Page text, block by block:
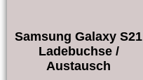
Samsung Galaxy S21
Ladebuchse /
Austausch